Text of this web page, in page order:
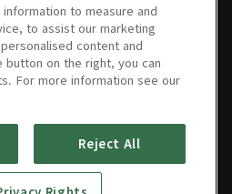
202308/29/202308/30/202308/31/2023
to measure and
to assist our marketing
content and
button on the right, you can
For more information see our
Reject All